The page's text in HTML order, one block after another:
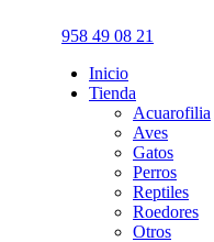
958 49 08 21
Inicio
Tienda
Acuarofilia
Aves
Gatos
Perros
Reptiles
Roedores
Otros